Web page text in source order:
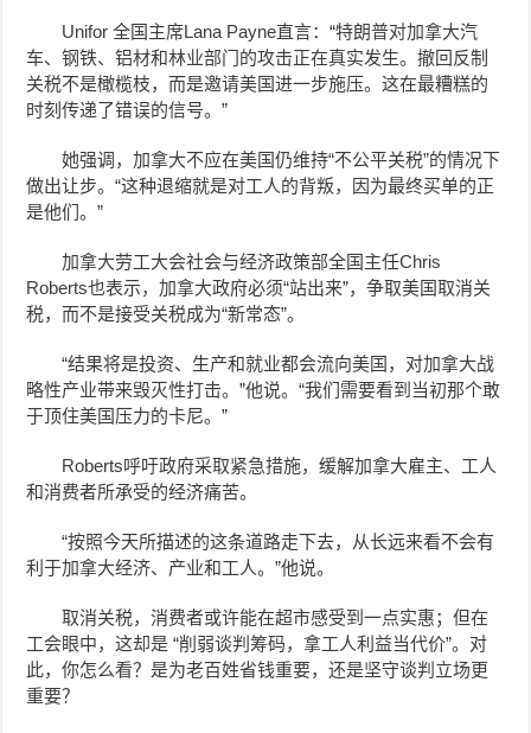
Unifor 全国主席Lana Payne直言：“特朗普对加拿大汽
车、钢铁、铝材和林业部门的攻击正在真实发生。撤回反制
关税不是橄榄枝，而是邀请美国进一步施压。这在最糟糕的
时刻传递了错误的信号。”
她强调，加拿大不应在美国仍维持“不公平关税”的情况下
做出让步。“这种退缩就是对工人的背叛，因为最终买单的正
是他们。”
加拿大劳工大会社会与经济政策部全国主任Chris
Roberts也表示，加拿大政府必须“站出来”，争取美国取消关
税，而不是接受关税成为“新常态”。
“结果将是投资、生产和就业都会流向美国，对加拿大战
略性产业带来毁灭性打击。”他说。“我们需要看到当初那个敢
于顶住美国压力的卡尼。”
Roberts呼吁政府采取紧急措施，缓解加拿大雇主、工人
和消费者所承受的经济痛苦。
“按照今天所描述的这条道路走下去，从长远来看不会有
利于加拿大经济、产业和工人。”他说。
取消关税，消费者或许能在超市感受到一点实惠；但在
工会眼中，这却是 “削弱谈判筹码，拿工人利益当代价”。对
此，你怎么看？是为老百姓省钱重要，还是坚守谈判立场更
重要？